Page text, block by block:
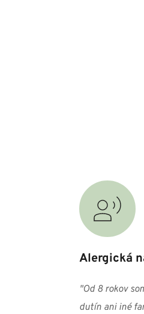
Alergická
"Od 8 rokov
dutín ani iné